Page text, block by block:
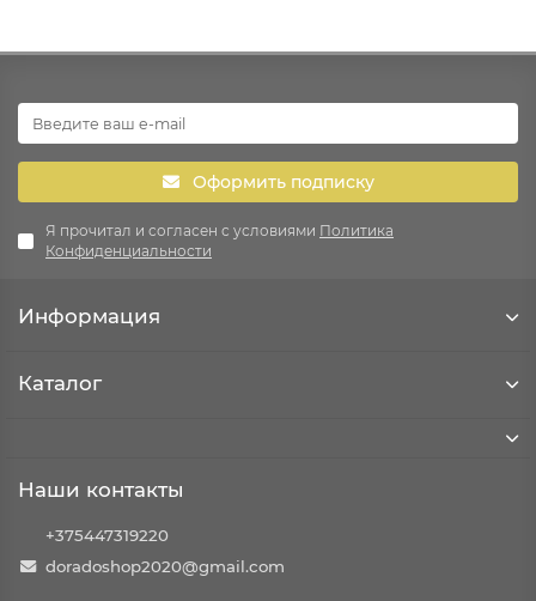
Оформить подписку
Я прочитал и согласен с условиями Политика
Конфиденциальности
Информация
Каталог
Наши контакты
+375447319220
doradoshop2020@gmail.com